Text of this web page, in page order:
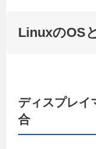
LinuxのOS
ディスプレイ
合